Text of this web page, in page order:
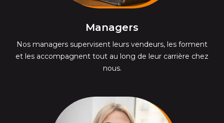
Managers
Nos managers supervisent leurs vendeurs, les forment
et les accompagnent tout au long de leur carrière chez
nous.